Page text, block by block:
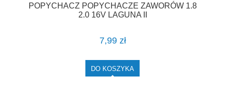
POPYCHACZ POPYCHACZE ZAWORÓW 1.8
2.0 16V LAGUNA II
7,99 zł
DO KOSZYKA